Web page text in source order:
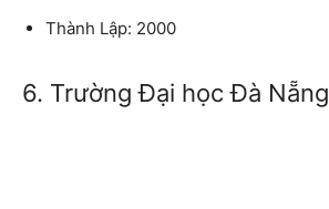
Thành Lập: 2000
6. Trường Đại học Đà Nẵng